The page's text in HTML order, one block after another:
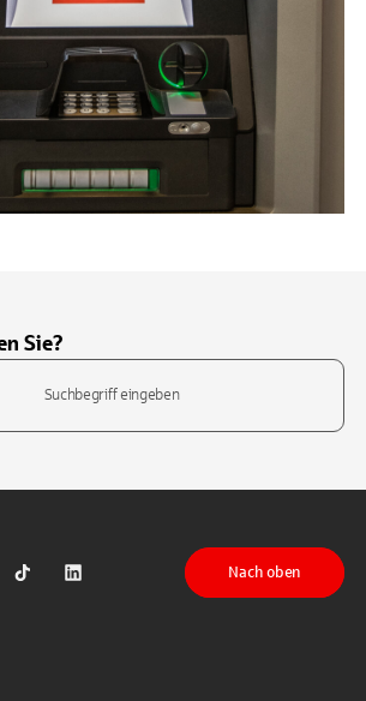
Sie?
Youtube
auf Instagram
Sparkasse auf TikTok
Sparkasse auf LinkedIn
Nach oben